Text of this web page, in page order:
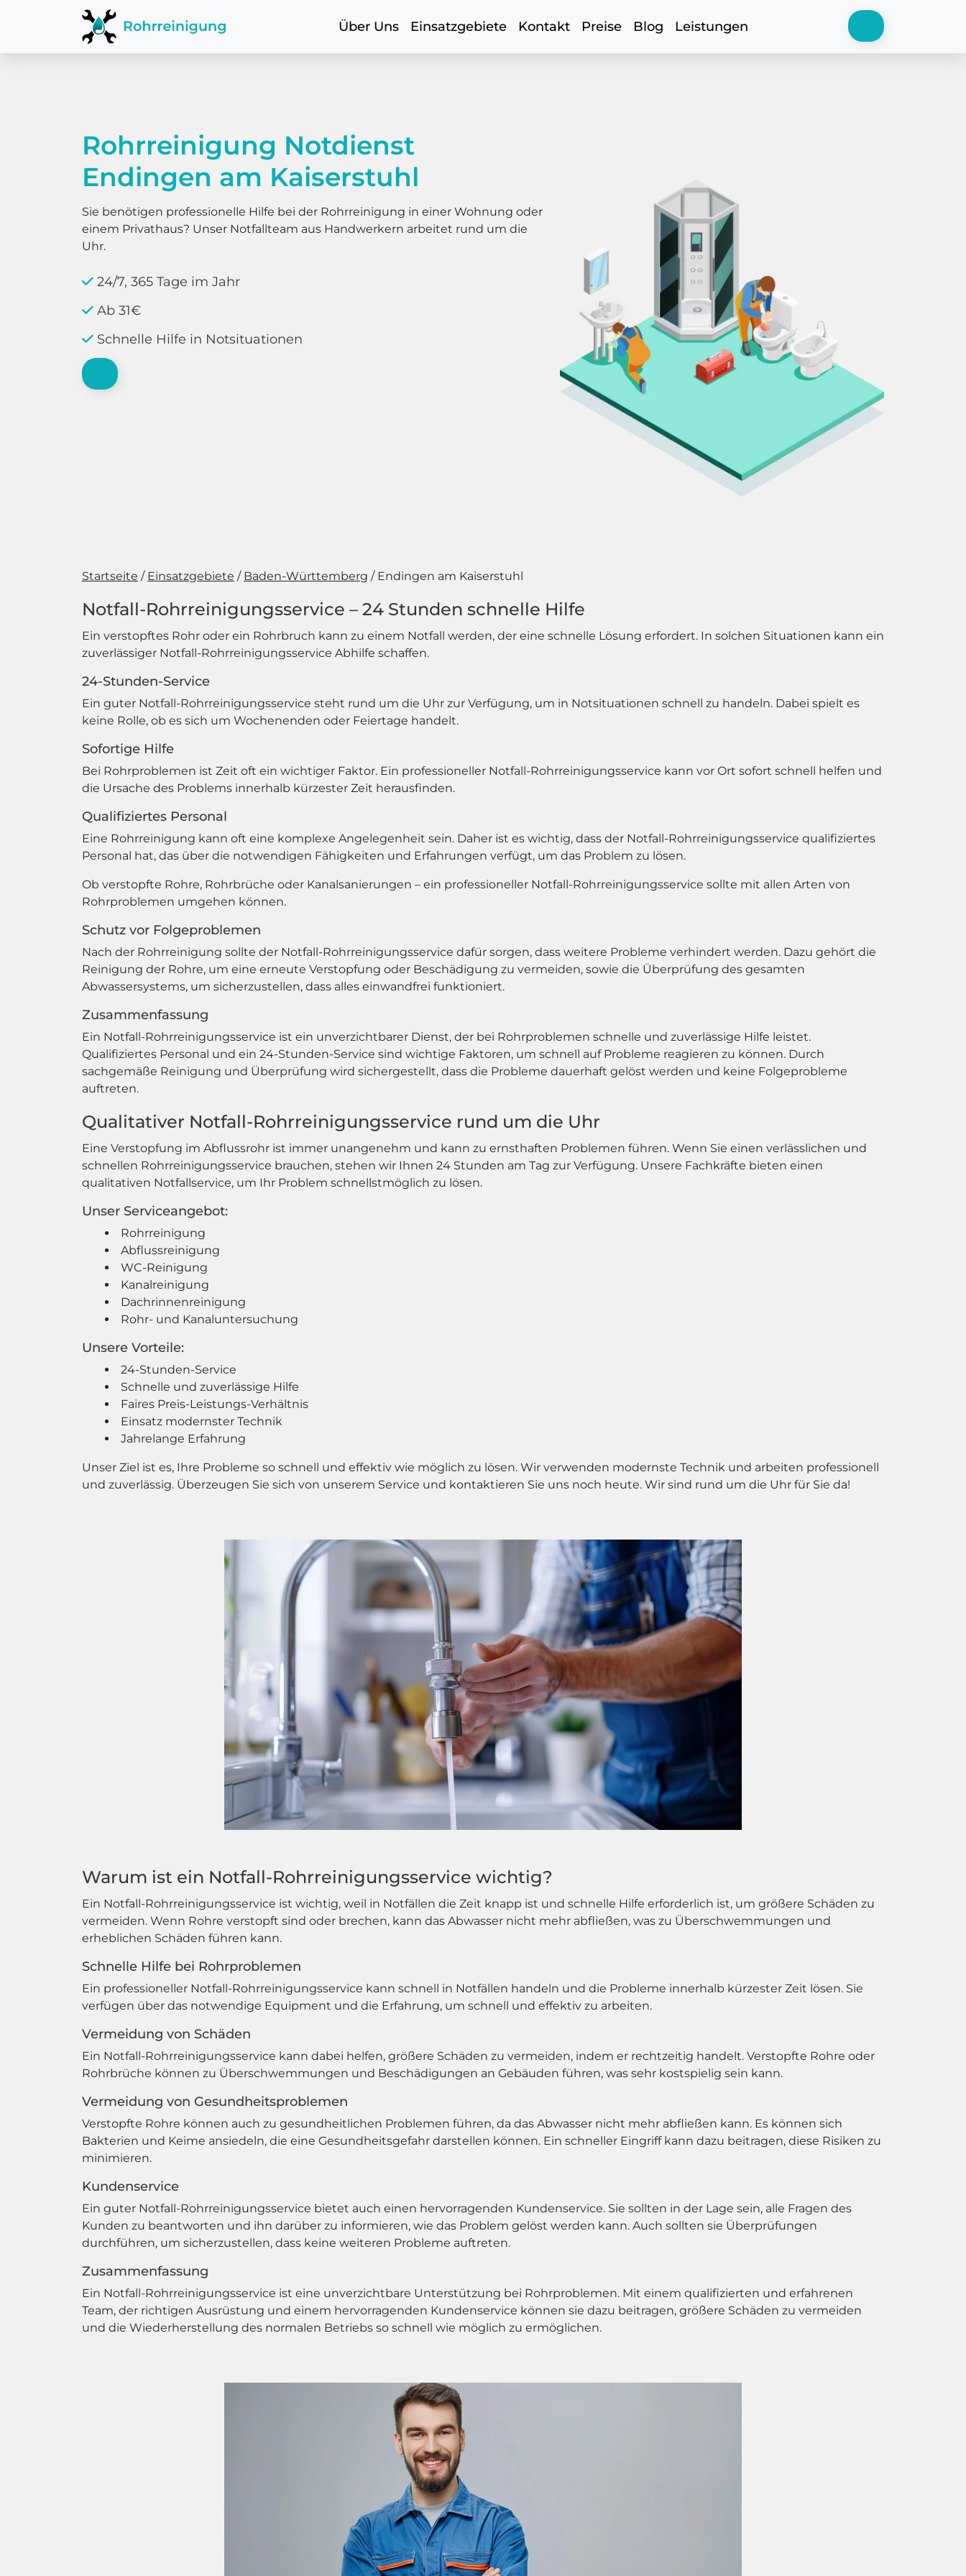
Über Uns Einsatzgebiete Kontakt Preise Blog Leistungen
Rohrreinigung Notdienst
Endingen am Kaiserstuhl
Sie benötigen professionelle Hilfe bei der Rohrreinigung in einer Wohnung oder
einem Privathaus? Unser Notfallteam aus Handwerkern arbeitet rund um die
Uhr.
24/7, 365 Tage im Jahr
Ab 31€
Schnelle Hilfe in Notsituationen
Startseite Einsatzgebiete Baden-Württemberg Endingen am Kaiserstuhl
Notfall-Rohrreinigungsservice – 24 Stunden schnelle Hilfe
Ein verstopftes Rohr oder ein Rohrbruch kann zu einem Notfall werden, der eine schnelle Lösung erfordert. In solchen Situationen kann ein
zuverlässiger Notfall-Rohrreinigungsservice Abhilfe schaffen.
24-Stunden-Service
Ein guter Notfall-Rohrreinigungsservice steht rund um die Uhr zur Verfügung, um in Notsituationen schnell zu handeln. Dabei spielt es
keine Rolle, ob es sich um Wochenenden oder Feiertage handelt.
Sofortige Hilfe
Bei Rohrproblemen ist Zeit oft ein wichtiger Faktor. Ein professioneller Notfall-Rohrreinigungsservice kann vor Ort sofort schnell helfen und
die Ursache des Problems innerhalb kürzester Zeit herausfinden.
Qualifiziertes Personal
Eine Rohrreinigung kann oft eine komplexe Angelegenheit sein. Daher ist es wichtig, dass der Notfall-Rohrreinigungsservice qualifiziertes
Personal hat, das über die notwendigen Fähigkeiten und Erfahrungen verfügt, um das Problem zu lösen.
Ob verstopfte Rohre, Rohrbrüche oder Kanalsanierungen – ein professioneller Notfall-Rohrreinigungsservice sollte mit allen Arten von
Rohrproblemen umgehen können.
Schutz vor Folgeproblemen
Nach der Rohrreinigung sollte der Notfall-Rohrreinigungsservice dafür sorgen, dass weitere Probleme verhindert werden. Dazu gehört die
Reinigung der Rohre, um eine erneute Verstopfung oder Beschädigung zu vermeiden, sowie die Überprüfung des gesamten
Abwassersystems, um sicherzustellen, dass alles einwandfrei funktioniert.
Zusammenfassung
Ein Notfall-Rohrreinigungsservice ist ein unverzichtbarer Dienst, der bei Rohrproblemen schnelle und zuverlässige Hilfe leistet.
Qualifiziertes Personal und ein 24-Stunden-Service sind wichtige Faktoren, um schnell auf Probleme reagieren zu können. Durch
sachgemäße Reinigung und Überprüfung wird sichergestellt, dass die Probleme dauerhaft gelöst werden und keine Folgeprobleme
auftreten.
Qualitativer Notfall-Rohrreinigungsservice rund um die Uhr
Eine Verstopfung im Abflussrohr ist immer unangenehm und kann zu ernsthaften Problemen führen. Wenn Sie einen verlässlichen und
schnellen Rohrreinigungsservice brauchen, stehen wir Ihnen 24 Stunden am Tag zur Verfügung. Unsere Fachkräfte bieten einen
qualitativen Notfallservice, um Ihr Problem schnellstmöglich zu lösen.
Unser Serviceangebot:
Rohrreinigung
Abflussreinigung
WC-Reinigung
Kanalreinigung
Dachrinnenreinigung
Rohr- und Kanaluntersuchung
Unsere Vorteile:
24-Stunden-Service
Schnelle und zuverlässige Hilfe
Faires Preis-Leistungs-Verhältnis
Einsatz modernster Technik
Jahrelange Erfahrung
Unser Ziel ist es, Ihre Probleme so schnell und effektiv wie möglich zu lösen. Wir verwenden modernste Technik und arbeiten professionell
und zuverlässig. Überzeugen Sie sich von unserem Service und kontaktieren Sie uns noch heute. Wir sind rund um die Uhr für Sie da!
Warum ist ein Notfall-Rohrreinigungsservice wichtig?
Ein Notfall-Rohrreinigungsservice ist wichtig, weil in Notfällen die Zeit knapp ist und schnelle Hilfe erforderlich ist, um größere Schäden zu
vermeiden. Wenn Rohre verstopft sind oder brechen, kann das Abwasser nicht mehr abfließen, was zu Überschwemmungen und
erheblichen Schäden führen kann.
Schnelle Hilfe bei Rohrproblemen
Ein professioneller Notfall-Rohrreinigungsservice kann schnell in Notfällen handeln und die Probleme innerhalb kürzester Zeit lösen. Sie
verfügen über das notwendige Equipment und die Erfahrung, um schnell und effektiv zu arbeiten.
Vermeidung von Schäden
Ein Notfall-Rohrreinigungsservice kann dabei helfen, größere Schäden zu vermeiden, indem er rechtzeitig handelt. Verstopfte Rohre oder
Rohrbrüche können zu Überschwemmungen und Beschädigungen an Gebäuden führen, was sehr kostspielig sein kann.
Vermeidung von Gesundheitsproblemen
Verstopfte Rohre können auch zu gesundheitlichen Problemen führen, da das Abwasser nicht mehr abfließen kann. Es können sich
Bakterien und Keime ansiedeln, die eine Gesundheitsgefahr darstellen können. Ein schneller Eingriff kann dazu beitragen, diese Risiken zu
minimieren.
Kundenservice
Ein guter Notfall-Rohrreinigungsservice bietet auch einen hervorragenden Kundenservice. Sie sollten in der Lage sein, alle Fragen des
Kunden zu beantworten und ihn darüber zu informieren, wie das Problem gelöst werden kann. Auch sollten sie Überprüfungen
durchführen, um sicherzustellen, dass keine weiteren Probleme auftreten.
Zusammenfassung
Ein Notfall-Rohrreinigungsservice ist eine unverzichtbare Unterstützung bei Rohrproblemen. Mit einem qualifizierten und erfahrenen
Team, der richtigen Ausrüstung und einem hervorragenden Kundenservice können sie dazu beitragen, größere Schäden zu vermeiden
und die Wiederherstellung des normalen Betriebs so schnell wie möglich zu ermöglichen.